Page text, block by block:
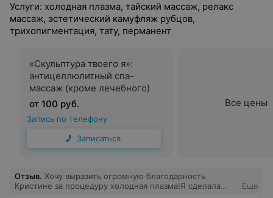
Услуги: холодная плазма, тайский массаж, релакс
массаж, эстетический камуфляж рубцов,
трихопигментация, тату, перманент
«Скульптура твоего я»:
антицеллюлитный спа-
массаж (кроме лечебного)
от 100 руб.
Запись по телефону
Записаться
Все цены
Отзыв. Хочу выразить огромную благодарность
Кристине за процедуру холодная плазма!Я сделала
Еще